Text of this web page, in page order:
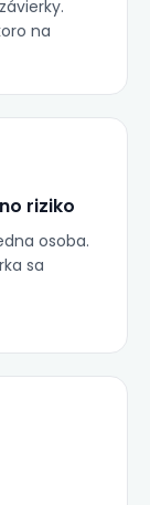
na
riziko
osoba.
sa